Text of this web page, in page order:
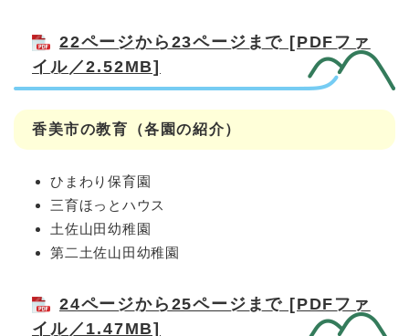
22ページから23ページまで [PDFファ
イル／2.52MB]
香美市の教育（各園の紹介）
ひまわり保育園
三育ほっとハウス
土佐山田幼稚園
第二土佐山田幼稚園
24ページから25ページまで [PDFファ
イル／1.47MB]